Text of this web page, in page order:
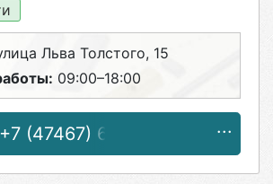
Льва Толстого, 15
09:00–18:00
(47467) 6-08-32